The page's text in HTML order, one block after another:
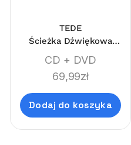
TEDE
Ścieżka Dźwiękowa
CD + DVD
69,99zł
Dodaj do koszyka